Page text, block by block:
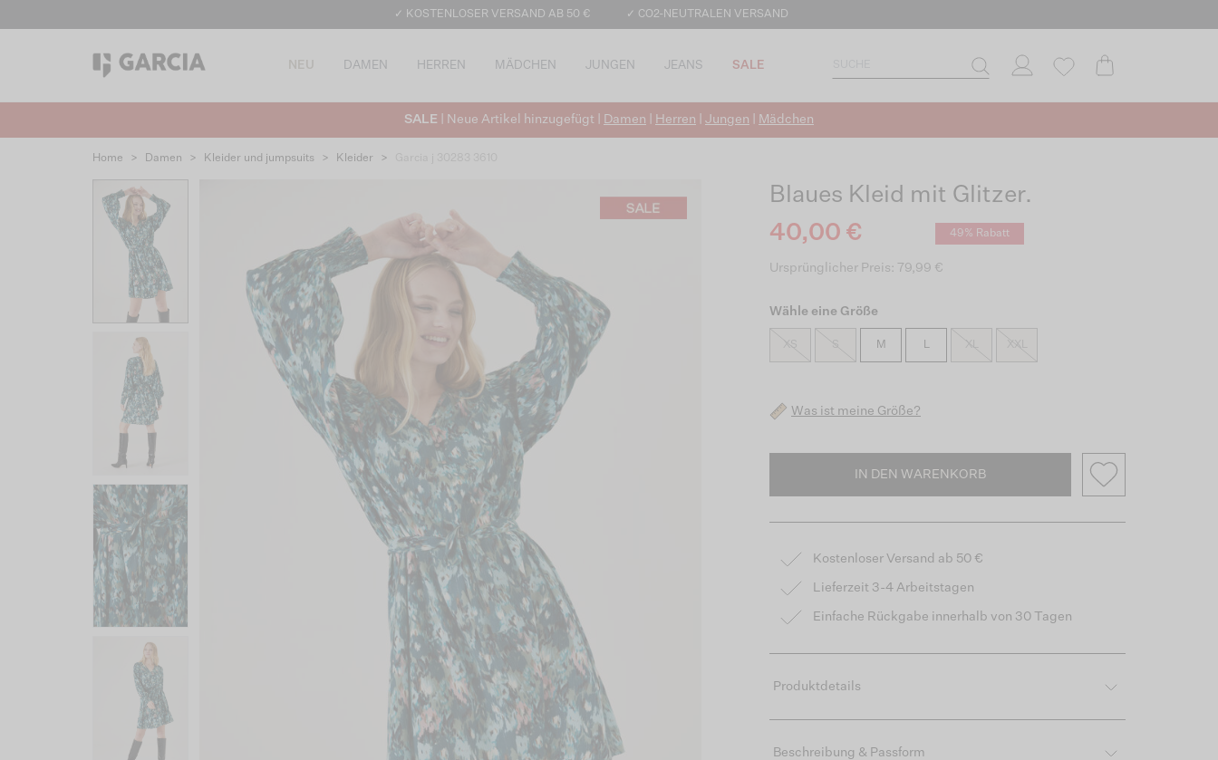
✓ KOSTENLOSER VERSAND AB 50 € ✓ CO2-NEUTRALEN VERSAND
NEU DAMEN HERREN MÄDCHEN JUNGEN JEANS SALE
SALE | Neue Artikel hinzugefügt | Damen Herren Jungen Mädchen
Home > Damen > Kleider und jumpsuits > Kleider >
Blaues Kleid mit Glitzer.
40,00 €
49% Rabatt
Ursprünglicher Preis: 79,99 €
Wähle eine Größe
XS M L XL XXL
Was ist meine Größe?
IN DEN WARENKORB
Kostenloser Versand ab 50 €
Lieferzeit 3-4 Arbeitstagen
Einfache Rückgabe innerhalb von 30 Tagen
Produktdetails
Beschreibung & Passform